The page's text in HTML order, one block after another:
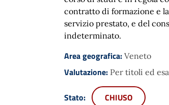
contratto di formazione e
servizio prestato, e del
indeterminato.
Area geografica: Veneto
Valutazione: Per titoli ed
Stato:
CHIUSO